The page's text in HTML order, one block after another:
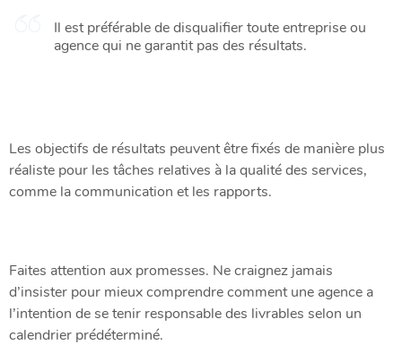
Il est préférable de disqualifier toute entreprise ou
agence qui ne garantit pas des résultats.
Les objectifs de résultats peuvent être fixés de manière plus
réaliste pour les tâches relatives à la qualité des services,
comme la communication et les rapports.
Faites attention aux promesses. Ne craignez jamais
d’insister pour mieux comprendre comment une agence a
l’intention de se tenir responsable des livrables selon un
calendrier prédéterminé.